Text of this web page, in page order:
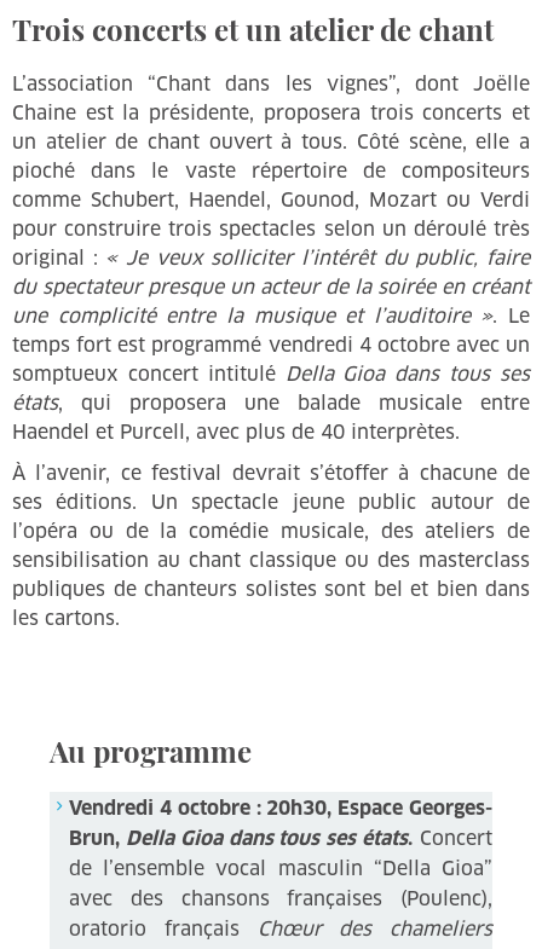
Trois concerts et un atelier de chant
L’association “Chant dans les vignes”, dont Joëlle
Chaine est la présidente, proposera trois concerts et
un atelier de chant ouvert à tous. Côté scène, elle a
pioché dans le vaste répertoire de compositeurs
comme Schubert, Haendel, Gounod, Mozart ou Verdi
pour construire trois spectacles selon un déroulé très
original : « Je veux solliciter l’intérêt du public, faire
du spectateur presque un acteur de la soirée en créant
une complicité entre la musique et l’auditoire ». Le
temps fort est programmé vendredi 4 octobre avec un
somptueux concert intitulé Della Gioa dans tous ses
états, qui proposera une balade musicale entre
Haendel et Purcell, avec plus de 40 interprètes.
À l’avenir, ce festival devrait s’étoffer à chacune de
ses éditions. Un spectacle jeune public autour de
l’opéra ou de la comédie musicale, des ateliers de
sensibilisation au chant classique ou des masterclass
publiques de chanteurs solistes sont bel et bien dans
les cartons.
Au programme
Vendredi 4 octobre : 20h30, Espace Georges-
Brun, Della Gioa dans tous ses états.Concert
de l’ensemble vocal masculin “Della Gioa”
avec des chansons françaises (Poulenc),
oratorio français
Chœur des chameliers